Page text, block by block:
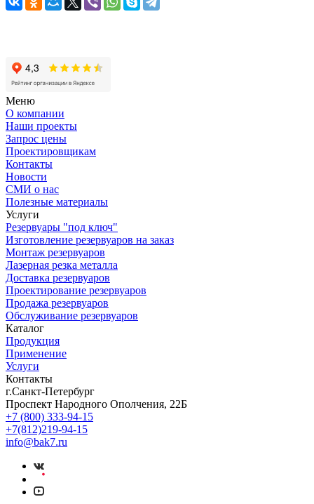
Меню
О компании
Наши проекты
Запрос цены
Проектировщикам
Контакты
Новости
СМИ о нас
Полезные материалы
Услуги
Резервуары "под ключ"
Изготовление резервуаров на заказ
Монтаж резервуаров
Лазерная резка металла
Доставка резервуаров
Проектирование резервуаров
Продажа резервуаров
Обслуживание резервуаров
Каталог
Продукция
Применение
Услуги
Контакты
г.Санкт-Петербург
Проспект Народного Ополчения, 22Б
+7 (800) 333-94-15
+7(812)219-94-15
info@bak7.ru